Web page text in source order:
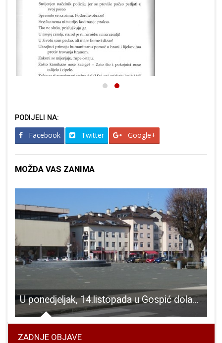
PODIJELI NA:
Facebook Twitter Google+
MOŽDA VAS ZANIMA
U ponedjeljak, 14.listopada u Gospić dolazi pučka pravobraniteljica. Ako vas nešto “žulja” dođite i pitajte je
ZADNJE OBJAVE